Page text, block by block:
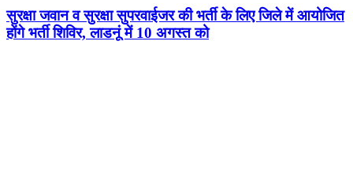
सुरक्षा जवान व सुरक्षा सुपरवाईजर की भर्ती के लिए जिले में आयोजित
होंगे भर्ती शिविर, लाडनूं में 10 अगस्त को